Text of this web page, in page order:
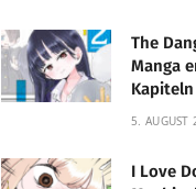
The
Manga
Kapiteln
5. AUGUST
I Love